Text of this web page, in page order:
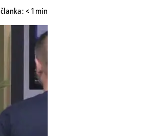
< 1 min